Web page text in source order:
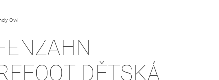
JAK VYBRAT SPRÁVNOU VELIKOST?
Owl
DĚTSKÁ